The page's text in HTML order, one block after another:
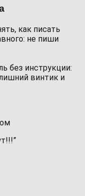
как писать
не пиши
без инструкции:
винтик и